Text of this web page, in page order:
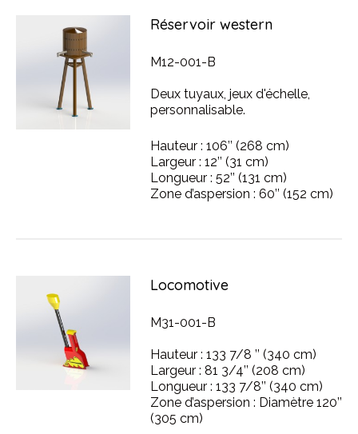
Réservoir western
M12-001-B
Deux tuyaux, jeux d'échelle,
personnalisable.
Hauteur : 106’’ (268 cm)
Largeur : 12’’ (31 cm)
Longueur : 52’’ (131 cm)
Zone d’aspersion : 60’’ (152 cm)
Locomotive
M31-001-B
Hauteur : 133 7/8 ’’ (340 cm)
Largeur : 81 3/4’’ (208 cm)
Longueur : 133 7/8’’ (340 cm)
Zone d’aspersion : Diamètre 120’’
(305 cm)